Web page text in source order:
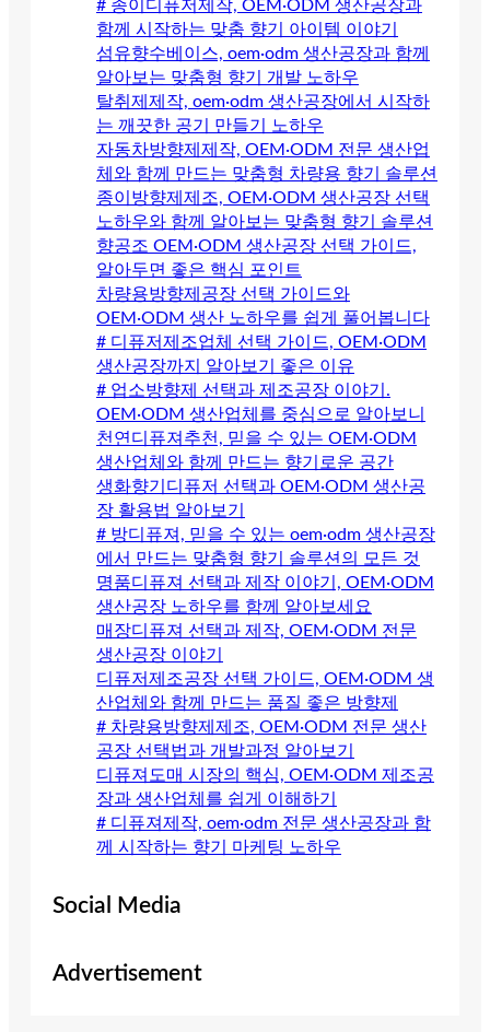
# 종이디퓨저제작, OEM·ODM 생산공장과
함께 시작하는 맞춤 향기 아이템 이야기
섬유향수베이스, oem·odm 생산공장과 함께
알아보는 맞춤형 향기 개발 노하우
탈취제제작, oem·odm 생산공장에서 시작하
는 깨끗한 공기 만들기 노하우
자동차방향제제작, OEM·ODM 전문 생산업
체와 함께 만드는 맞춤형 차량용 향기 솔루션
종이방향제제조, OEM·ODM 생산공장 선택
노하우와 함께 알아보는 맞춤형 향기 솔루션
향공조 OEM·ODM 생산공장 선택 가이드,
알아두면 좋은 핵심 포인트
차량용방향제공장 선택 가이드와
OEM·ODM 생산 노하우를 쉽게 풀어봅니다
# 디퓨저제조업체 선택 가이드, OEM·ODM
생산공장까지 알아보기 좋은 이유
# 업소방향제 선택과 제조공장 이야기.
OEM·ODM 생산업체를 중심으로 알아보니
천연디퓨져추천, 믿을 수 있는 OEM·ODM
생산업체와 함께 만드는 향기로운 공간
생화향기디퓨저 선택과 OEM·ODM 생산공
장 활용법 알아보기
# 방디퓨져, 믿을 수 있는 oem·odm 생산공장
에서 만드는 맞춤형 향기 솔루션의 모든 것
명품디퓨져 선택과 제작 이야기, OEM·ODM
생산공장 노하우를 함께 알아보세요
매장디퓨져 선택과 제작, OEM·ODM 전문
생산공장 이야기
디퓨저제조공장 선택 가이드, OEM·ODM 생
산업체와 함께 만드는 품질 좋은 방향제
# 차량용방향제제조, OEM·ODM 전문 생산
공장 선택법과 개발과정 알아보기
디퓨져도매 시장의 핵심, OEM·ODM 제조공
장과 생산업체를 쉽게 이해하기
# 디퓨져제작, oem·odm 전문 생산공장과 함
께 시작하는 향기 마케팅 노하우
Social Media
Advertisement